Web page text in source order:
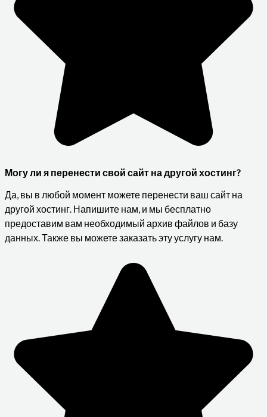
Могу ли я перенести свой сайт на другой хостинг?
Да, вы в любой момент можете перенести ваш сайт на
другой хостинг. Напишите нам, и мы бесплатно
предоставим вам необходимый архив файлов и базу
данных. Также вы можете заказать эту услугу нам.